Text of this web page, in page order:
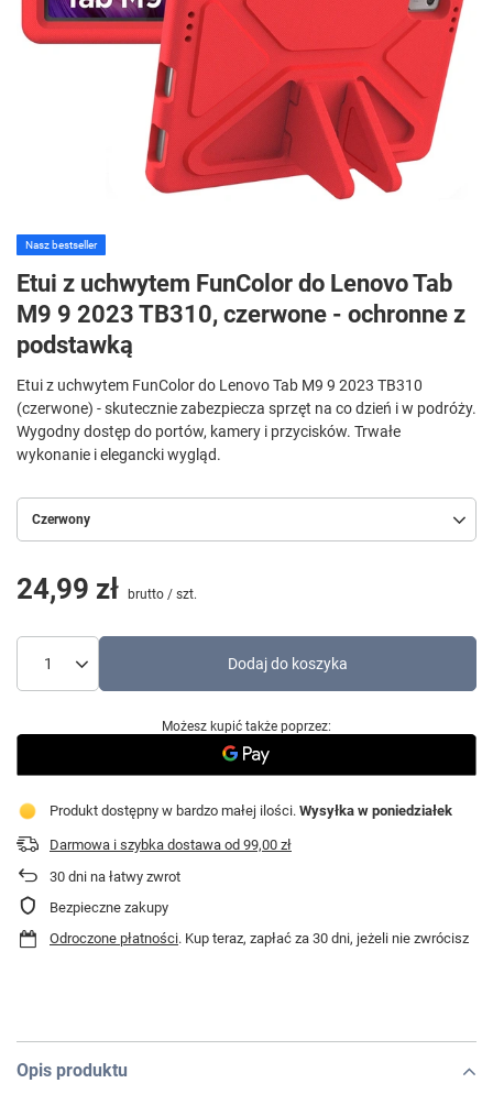
Nasz bestseller
Etui z uchwytem FunColor do Lenovo Tab
M9 9 2023 TB310, czerwone - ochronne z
podstawką
Etui z uchwytem FunColor do Lenovo Tab M9 9 2023 TB310
(czerwone) - skutecznie zabezpiecza sprzęt na co dzień i w podróży.
Wygodny dostęp do portów, kamery i przycisków. Trwałe
wykonanie i elegancki wygląd.
Czerwony
24,99 zł brutto / szt.
Dodaj do koszyka
Możesz kupić także poprzez:
Produkt dostępny w bardzo małej ilości Wysyłka w poniedziałek
Darmowa i szybka dostawa od 99,00 zł
30 dni na łatwy zwrot
Bezpieczne zakupy
Odroczone płatności. Kup teraz, zapłać za 30 dni, jeżeli nie zwrócisz
Opis produktu